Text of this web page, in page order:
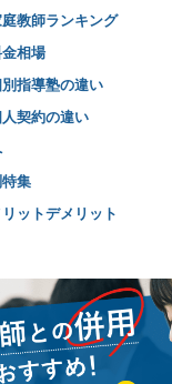
教師ランキング
相場
指導塾の違い
契約の違い
集
ットデメリット